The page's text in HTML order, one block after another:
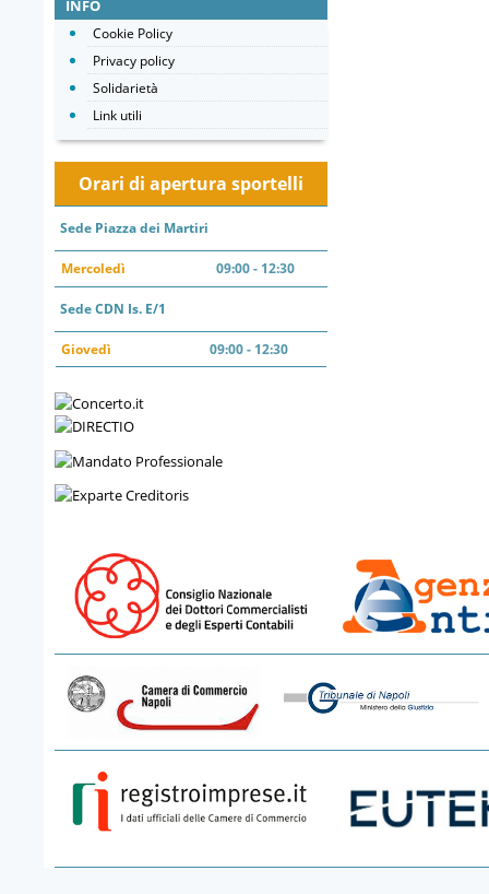
INFO
Cookie Policy
Privacy policy
Solidarietà
Link utili
Orari di apertura sportelli
Sede Piazza dei Martiri
Mercoledì 09:00 - 12:30
Sede CDN Is. E/1
Giovedì 09:00 - 12:30